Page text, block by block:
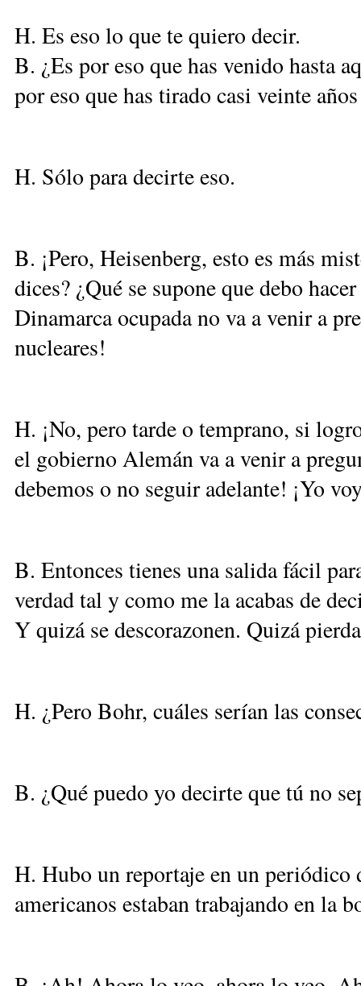
H. Es eso lo que te quiero decir.
B. ¿Es por eso que has venido hasta
por eso que has tirado casi veinte
H. Sólo para decirte eso.
B. ¡Pero, Heisenberg, esto es más
dices? ¿Qué se supone que debo
Dinamarca ocupada no va a venir a
nucleares!
H. ¡No, pero tarde o temprano, si
el gobierno Alemán va a venir a
debemos o no seguir adelante! ¡Yo
B. Entonces tienes una salida fácil
verdad tal y como me la acabas de
Y quizá se descorazonen. Quizá
H. ¿Pero Bohr, cuáles serían las
B. ¿Qué puedo yo decirte que tú no
H. Hubo un reportaje en un
americanos estaban trabajando en la